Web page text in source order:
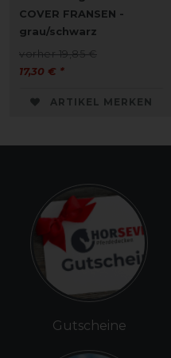
COVER FRANSEN -
grau/schwarz
vorher 19,85 €
17,30 € *
ARTIKEL MERKEN
Gutscheine